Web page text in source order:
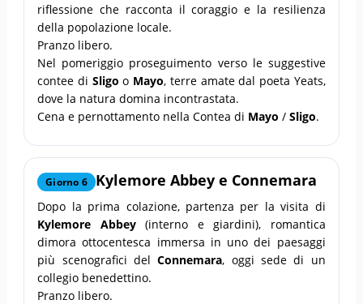
riflessione che racconta il coraggio e la resilienza
della popolazione locale.
Pranzo libero.
Nel pomeriggio proseguimento verso le suggestive
contee di Sligo o Mayo, terre amate dal poeta Yeats,
dove la natura domina incontrastata.
Cena e pernottamento nella Contea di Mayo /Sligo.
Giorno 6 Kylemore Abbey e Connemara
Dopo la prima colazione, partenza per la visita di
Kylemore Abbey(interno e giardini), romantica
dimora ottocentesca immersa in uno dei paesaggi
più scenografici delConnemara, oggi sede di un
collegio benedettino.
Pranzo libero.